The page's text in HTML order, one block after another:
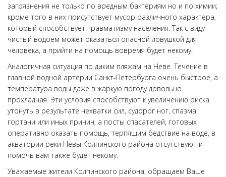
загрязнения не только по вредным бактериям но и по химии;
кроме того в них присутствует мусор различного характера,
который способствует травматизму населения. Так с виду
чистый водоем может оказаться опасной ловушкой для
человека, а прийти на помощь вовремя будет некому.
Аналогичная ситуация по диким пляжам на Неве. Течение в
главной водной артерии Санкт-Петербурга очень быстрое, а
температура воды даже в жаркую погоду довольно
прохладная. Эти условия способствуют к увеличению риска
утонуть в результате нехватки сил, судорог ног, спазма
гортани или иных причин, а посты спасателей, готовых
оперативно оказать помощь, терпящим бедствие на воде, в
акватории реки Невы Колпинского района отсутствуют и
помочь вам также будет некому.
Уважаемые жители Колпинского района, обращаем Ваше